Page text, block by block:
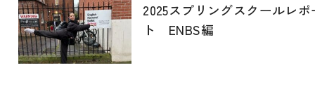
2025スプリングスクールレポ
ト ENBS編